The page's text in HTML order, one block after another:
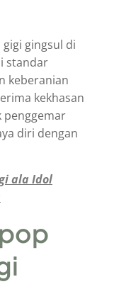
gingsul di
standar
keberanian
kekhasan
penggemar
diri dengan
ala Idol